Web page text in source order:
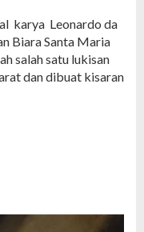
karya Leonardo da
Biara Santa Maria
salah satu lukisan
dan dibuat kisaran